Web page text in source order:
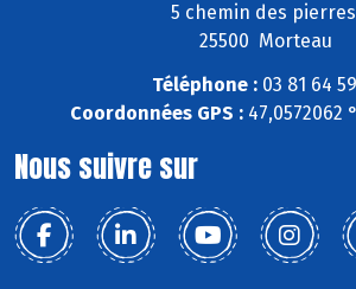
5 chemin des pierres
25500 Morteau
Téléphone :03 81 64
Coordonnées GPS :47,0572062
Nous suivre sur